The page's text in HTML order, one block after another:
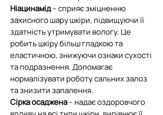
Ніацинамід– сприяє зміцненню
захисного шару шкіри, підвищуючи її
здатність утримувати вологу. Це
робить шкіру більш гладкою та
еластичною, знижуючи ознаки сухості
та подразнення. Допомагає
нормалізувати роботу сальних залоз
та знизити запалення.
Сірка осаджена– надає оздоровчого